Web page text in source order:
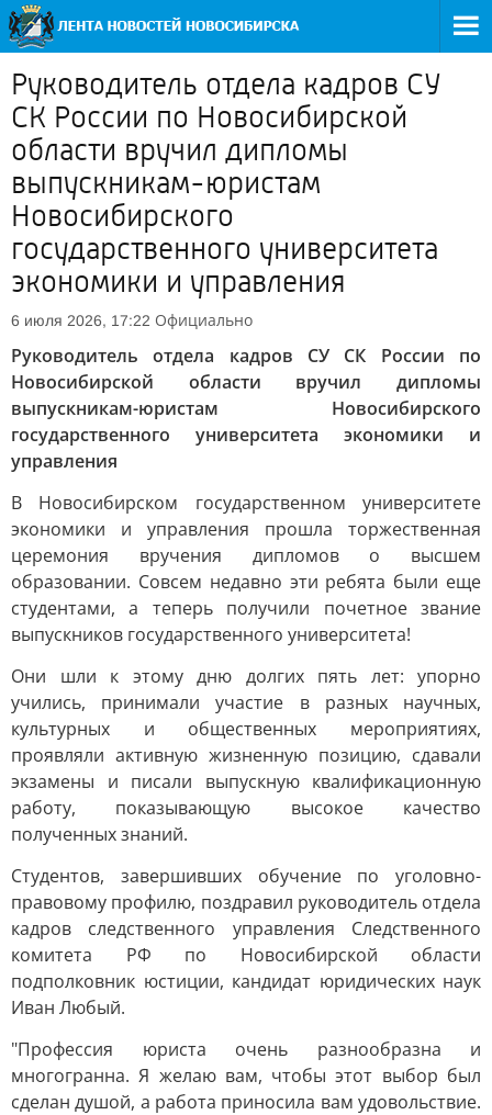
Руководитель отдела кадров СУ
СК России по Новосибирской
области вручил дипломы
выпускникам-юристам
Новосибирского
государственного университета
экономики и управления
6 июля 2026, 17:22 Официально
Руководитель отдела кадров СУ СК России по
Новосибирской области вручил дипломы
выпускникам-юристам Новосибирского
государственного университета экономики и
управления
В Новосибирском государственном университете
экономики и управления прошла торжественная
церемония вручения дипломов о высшем
образовании. Совсем недавно эти ребята были еще
студентами, а теперь получили почетное звание
выпускников государственного университета!
Они шли к этому дню долгих пять лет: упорно
учились, принимали участие в разных научных,
культурных и общественных мероприятиях,
проявляли активную жизненную позицию, сдавали
экзамены и писали выпускную квалификационную
работу, показывающую высокое качество
полученных знаний.
Студентов, завершивших обучение по уголовно-
правовому профилю, поздравил руководитель отдела
кадров следственного управления Следственного
комитета РФ по Новосибирской области
подполковник юстиции, кандидат юридических наук
Иван Любый.
"Профессия юриста очень разнообразна и
многогранна. Я желаю вам, чтобы этот выбор был
сделан душой, а работа приносила вам удовольствие.